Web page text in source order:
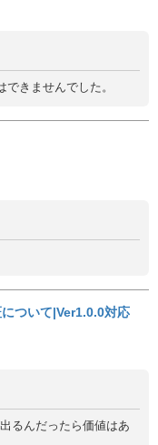
きませんでした。
ついて|Ver1.0.0対応
るんだったら価値はあ